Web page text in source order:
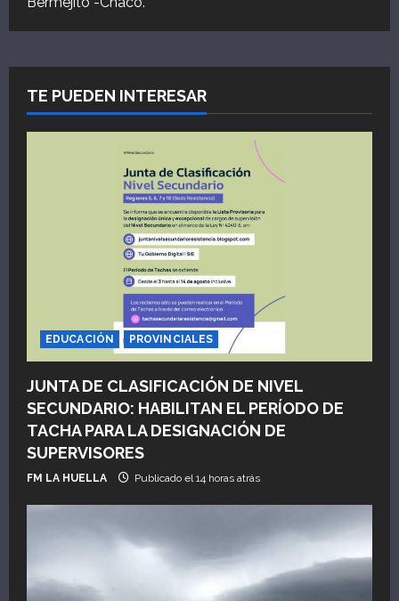
TE PUEDEN INTERESAR
EDUCACIÓN PROVINCIALES
JUNTA DE CLASIFICACIÓN DE NIVEL
SECUNDARIO: HABILITAN EL PERÍODO DE
TACHA PARA LA DESIGNACIÓN DE
SUPERVISORES
FM LA HUELLA Publicado el 14 horas atrás